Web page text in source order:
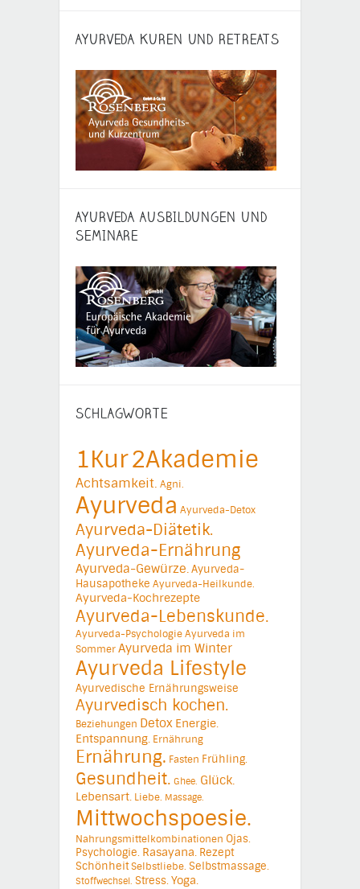
AYURVEDA KUREN UND RETREATS
AYURVEDA AUSBILDUNGEN UND
SEMINARE
SCHLAGWORTE
1Kur2Akademie
Achtsamkeit. Agni.
Ayurveda Ayurveda-Detox
Ayurveda-Diätetik.
Ayurveda-Ernährung
Ayurveda-Gewürze.Ayurveda-
Hausapotheke Ayurveda-Heilkunde.
Ayurveda-Kochrezepte
Ayurveda-Lebenskunde.
Ayurveda-PsychologieAyurveda im
SommerAyurveda im Winter
Ayurveda Lifestyle
Ayurvedische Ernährungsweise
Ayurvedisch kochen.
Beziehungen Detox Energie.
Entspannung. Ernährung
Ernährung. Fasten Frühling.
Gesundheit. Ghee. Glück.
Lebensart. Liebe. Massage.
Mittwochspoesie.
Nahrungsmittelkombinationen Ojas.
Psychologie. Rasayana. Rezept
SchönheitSelbstliebe. Selbstmassage.
Stoffwechsel. Stress.Yoga.